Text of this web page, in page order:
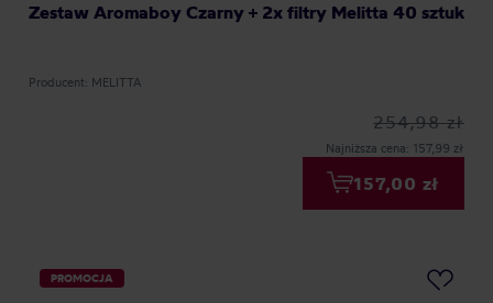
Zestaw Aromaboy Czarny + 2x filtry Melitta 40 sztuk
Producent: MELITTA
254,98 zł
Najniższa cena: 157,99 zł
157,00 zł
PROMOCJA